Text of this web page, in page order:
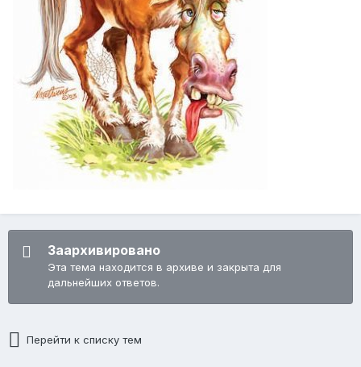
Заархивировано
Эта тема находится в архиве и закрыта для
дальнейших ответов.
Перейти к списку тем